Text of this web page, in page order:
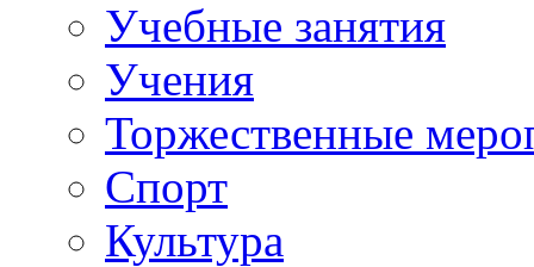
Учебные занятия
Учения
Торжественные
Спорт
Культура